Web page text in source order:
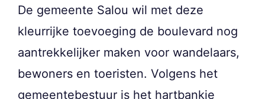
De gemeente Salou wil met deze
kleurrijke toevoeging de boulevard nog
aantrekkelijker maken voor wandelaars,
bewoners en toeristen. Volgens het
gemeentebestuur is het hartbankje